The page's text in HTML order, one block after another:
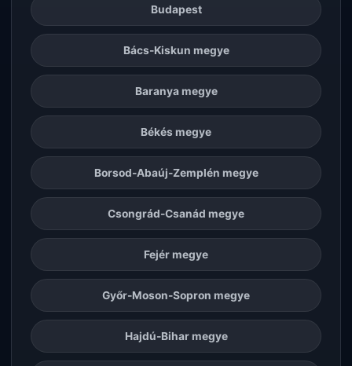
Budapest
Bács-Kiskun megye
Baranya megye
Békés megye
Borsod-Abaúj-Zemplén megye
Csongrád-Csanád megye
Fejér megye
Győr-Moson-Sopron megye
Hajdú-Bihar megye